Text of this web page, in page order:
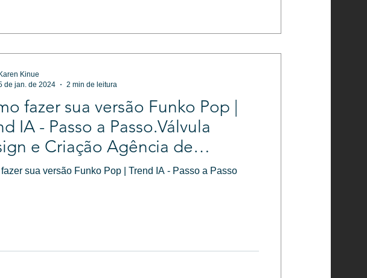
fazer sua versão Funko Pop |
IA - Passo a Passo.Válvula
e Criação Agência de
Digital
sua versão Funko Pop | Trend IA - Passo a Passo
Karen Kinue
de jan. de 2024
2 min de leitura